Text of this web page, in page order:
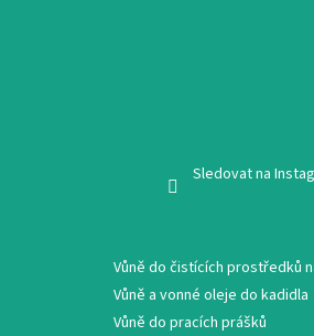
Sledovat na
Vůně do čistících prostředků
Vůně a vonné oleje do kadidla
Vůně do pracích prášků